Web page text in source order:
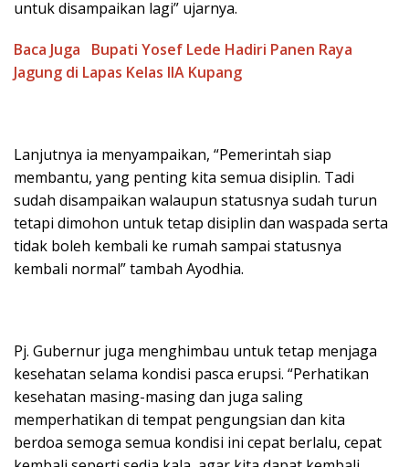
untuk disampaikan lagi” ujarnya.
Baca Juga
Bupati Yosef Lede Hadiri Panen Raya
Jagung di Lapas Kelas IIA Kupang
Lanjutnya ia menyampaikan, “Pemerintah siap
membantu, yang penting kita semua disiplin. Tadi
sudah disampaikan walaupun statusnya sudah turun
tetapi dimohon untuk tetap disiplin dan waspada serta
tidak boleh kembali ke rumah sampai statusnya
kembali normal” tambah Ayodhia.
Pj. Gubernur juga menghimbau untuk tetap menjaga
kesehatan selama kondisi pasca erupsi. “Perhatikan
kesehatan masing-masing dan juga saling
memperhatikan di tempat pengungsian dan kita
berdoa semoga semua kondisi ini cepat berlalu, cepat